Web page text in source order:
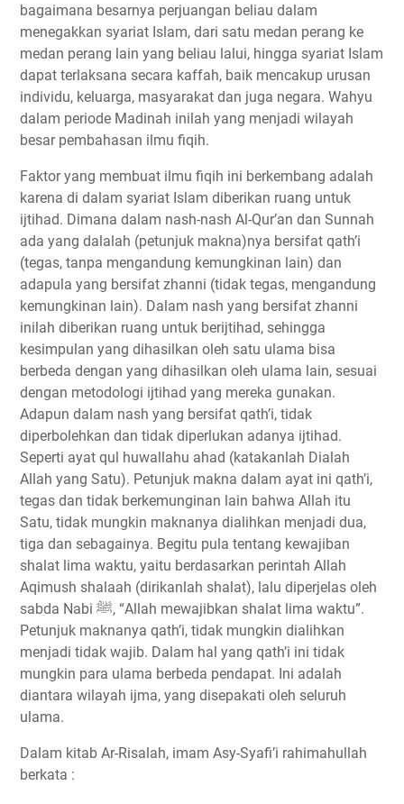
bagaimana besarnya perjuangan beliau dalam
menegakkan syariat Islam, dari satu medan perang ke
medan perang lain yang beliau lalui, hingga syariat Islam
dapat terlaksana secara kaffah, baik mencakup urusan
individu, keluarga, masyarakat dan juga negara. Wahyu
dalam periode Madinah inilah yang menjadi wilayah
besar pembahasan ilmu fiqih.
Faktor yang membuat ilmu fiqih ini berkembang adalah
karena di dalam syariat Islam diberikan ruang untuk
ijtihad. Dimana dalam nash-nash Al-Qur’an dan Sunnah
ada yang dalalah (petunjuk makna)nya bersifat qath’i
(tegas, tanpa mengandung kemungkinan lain) dan
adapula yang bersifat zhanni (tidak tegas, mengandung
kemungkinan lain). Dalam nash yang bersifat zhanni
inilah diberikan ruang untuk berijtihad, sehingga
kesimpulan yang dihasilkan oleh satu ulama bisa
berbeda dengan yang dihasilkan oleh ulama lain, sesuai
dengan metodologi ijtihad yang mereka gunakan.
Adapun dalam nash yang bersifat qath’i, tidak
diperbolehkan dan tidak diperlukan adanya ijtihad.
Seperti ayat qul huwallahu ahad (katakanlah Dialah
Allah yang Satu). Petunjuk makna dalam ayat ini qath’i,
tegas dan tidak berkemunginan lain bahwa Allah itu
Satu, tidak mungkin maknanya dialihkan menjadi dua,
tiga dan sebagainya. Begitu pula tentang kewajiban
shalat lima waktu, yaitu berdasarkan perintah Allah
Aqimush shalaah (dirikanlah shalat), lalu diperjelas oleh
sabda Nabi ﷺ, “Allah mewajibkan shalat lima waktu”.
Petunjuk maknanya qath’i, tidak mungkin dialihkan
menjadi tidak wajib. Dalam hal yang qath’i ini tidak
mungkin para ulama berbeda pendapat. Ini adalah
diantara wilayah ijma, yang disepakati oleh seluruh
ulama.
Dalam kitab Ar-Risalah, imam Asy-Syafi’i rahimahullah
berkata :